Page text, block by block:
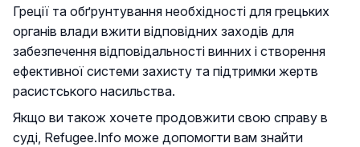
Греції та обґрунтування необхідності для грецьких
органів влади вжити відповідних заходів для
забезпечення відповідальності винних і створення
ефективної системи захисту та підтримки жертв
расистського насильства.
Якщо ви також хочете продовжити свою справу в
суді, Refugee.Info може допомогти вам знайти